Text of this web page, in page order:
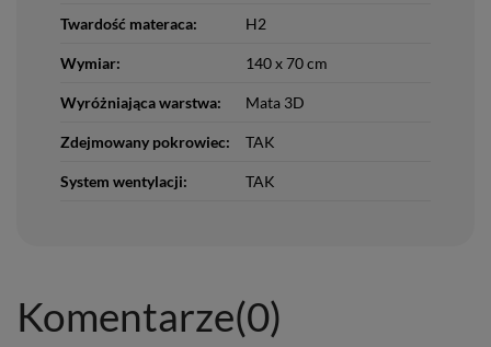
Twardość materaca: H2
Wymiar: 140 x 70 cm
Wyróżniająca warstwa: Mata 3D
Zdejmowany pokrowiec: TAK
System wentylacji: TAK
Komentarze(0)